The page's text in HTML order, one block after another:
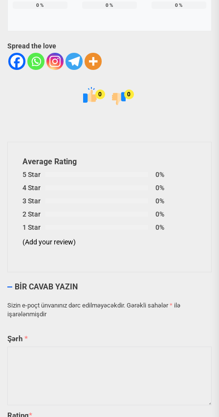
0% 0% 0%
Spread the love
0 0
Average Rating
5 Star
0%
4 Star
0%
3 Star
0%
2 Star
0%
1 Star
0%
(Add your review)
BIR CAVAB YAZIN
Sizin e-poçt ünvanınız dərc edilməyəcəkdir. Gərəkli sahələr* ilə
işarələnmişdir
Şərh *